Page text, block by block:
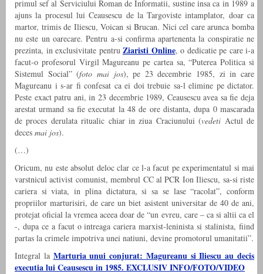
primul sef al Serviciului Roman de Informatii, sustine insa ca in 1989 a
ajuns la procesul lui Ceausescu de la Targoviste intamplator, doar ca
martor, trimis de Iliescu, Voican si Brucan. Nici cel care arunca bomba
nu este un oarecare. Pentru a-si confirma apartenenta la conspiratie ne
prezinta, in exclusivitate pentru Ziaristi Online, o dedicatie pe care i-a
facut-o profesorul Virgil Magureanu pe cartea sa, “Puterea Politica si
Sistemul Social” (foto mai jos), pe 23 decembrie 1985, zi in care
Magureanu i s-ar fi confesat ca ei doi trebuie sa-l elimine pe dictator.
Peste exact patru ani, in 23 decembrie 1989, Ceausescu avea sa fie deja
arestat urmand sa fie executat la 48 de ore distanta, dupa 0 mascarada
de proces derulata ritualic chiar in ziua Craciunului (vedeti Actul de
deces mai jos).
(…)
Oricum, nu este absolut deloc clar ce l-a facut pe experimentatul si mai
varstnicul activist comunist, membrul CC al PCR Ion Iliescu, sa-si riste
cariera si viata, in plina dictatura, si sa se lase “racolat”, conform
propriilor marturisiri, de care un biet asistent universitar de 40 de ani,
protejat oficial la vremea aceea doar de “un evreu, care – ca si altii ca el
-, dupa ce a facut o intreaga cariera marxist-leninista si stalinista, fiind
partas la crimele impotriva unei natiuni, devine promotorul umanitatii”.
Integral la Marturia unui conjurat: Magureanu si Iliescu au decis
executia lui Ceausescu in 1985. EXCLUSIV INFO/FOTO/VIDEO